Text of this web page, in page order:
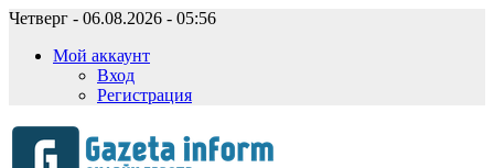
Четверг - 06.08.2026 - 05:56
Мой аккаунт
Вход
Регистрация